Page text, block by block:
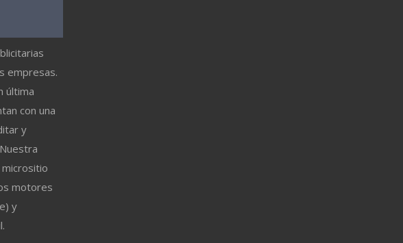
empresas.
última
con una
y
motores
y